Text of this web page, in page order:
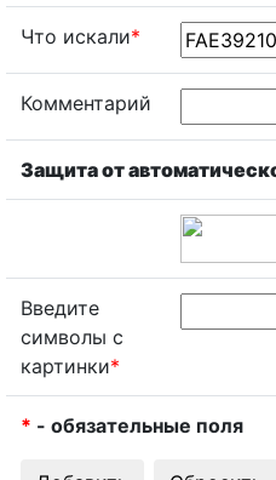
Что искали*
Комментарий
Защита от
Введите
символы с
картинки*
* - обязательные поля